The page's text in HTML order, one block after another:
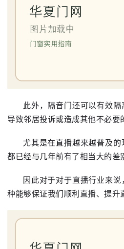
此外，隔音门还可以有效
导致邻居投诉或造成其他不必要
尤其是在直播越来越普及
都已经与几年前有了相当大的差
因此对于对于直播行业来
种能够保证我们顺利直播、提升